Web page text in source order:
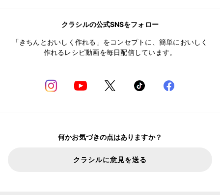
クラシルの公式SNSをフォロー
「きちんとおいしく作れる」をコンセプトに、簡単においしく
作れるレシピ動画を毎日配信しています。
何かお気づきの点はありますか？
クラシルに意見を送る